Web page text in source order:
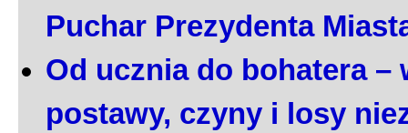
Puchar Prezydenta
Od ucznia do bohatera –
postawy, czyny i losy